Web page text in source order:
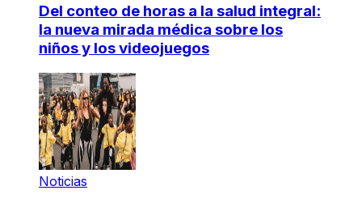
Del conteo de horas a la salud integral:
la nueva mirada médica sobre los
niños y los videojuegos
Noticias